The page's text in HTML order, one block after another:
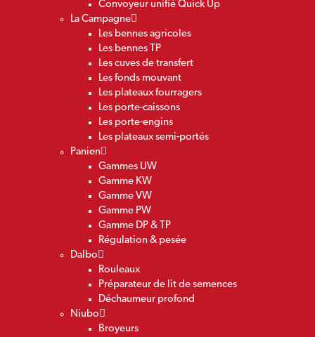
Convoyeur unifié Quick Up
La Campagne
Les bennes agricoles
Les bennes TP
Les cuves de transfert
Les fonds mouvant
Les plateaux fourragers
Les porte-caissons
Les porte-engins
Les plateaux semi-portés
Panien
Gammes UW
Gamme KW
Gamme VW
Gamme PW
Gamme DP & TP
Régulation & pesée
Dalbo
Rouleaux
Préparateur de lit de semences
Déchaumeur profond
Niubo
Broyeurs